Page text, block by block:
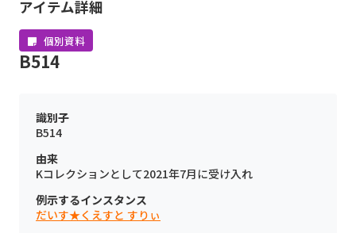
アイテム詳細
個別資料
B514
識別子
B514
由来
Kコレクションとして2021年7月に受け入れ
例示するインスタンス
だいす★くえすと すりぃ